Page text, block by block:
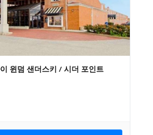
윈덤 샌더스키 / 시더 포인트